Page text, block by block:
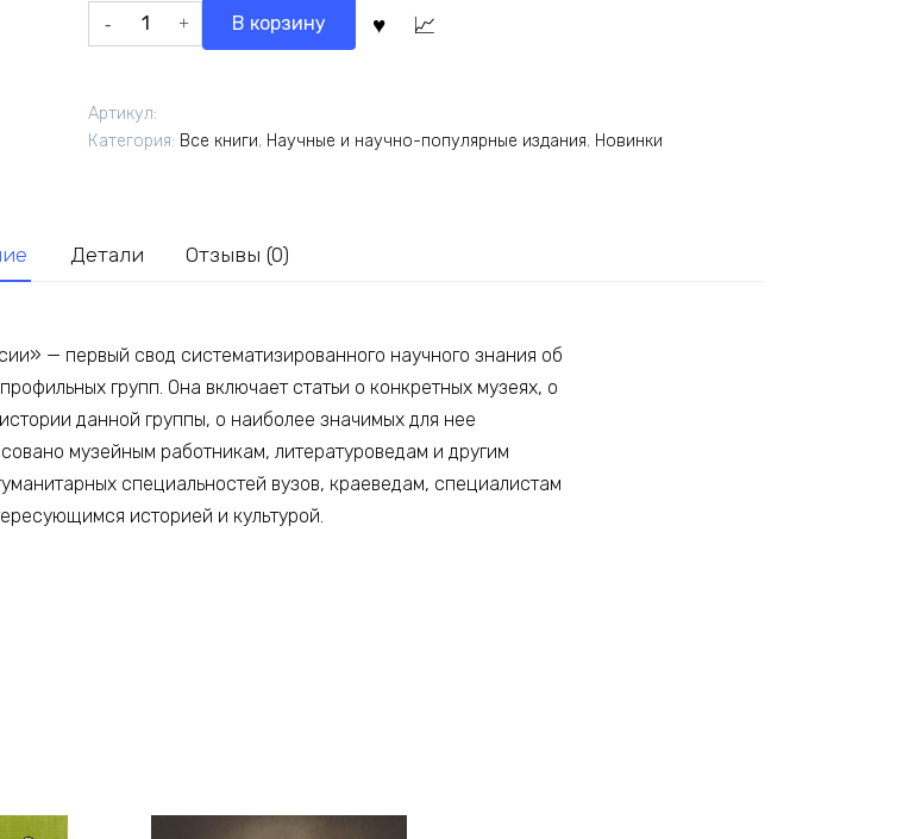
Количество
товара
России:
энциклопедия:
В корзину
Артикул:
Категория: Все книги, Научные и научно-популярные издания, Новинки
Детали Отзывы (0)
— первый свод систематизированного научного знания об
групп. Она включает статьи о конкретных музеях, о
данной группы, о наиболее значимых для нее
музейным работникам, литературоведам и другим
специальностей вузов, краеведам, специалистам
историей и культурой.